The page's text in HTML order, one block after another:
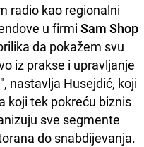
radio kao regionalni
u firmi Sam Shop
da pokažem svu
iz prakse i upravljanje
nastavlja Husejdić, koji
koji tek pokreću biznis
sve segmente
do snabdijevanja.